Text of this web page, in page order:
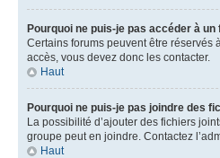
Pourquoi ne puis-je pas accéder à un
Certains forums peuvent être réservés
accès, vous devez donc les contacter.
Haut
Pourquoi ne puis-je pas joindre des
La possibilité d’ajouter des fichiers
groupe peut en joindre. Contactez
Haut